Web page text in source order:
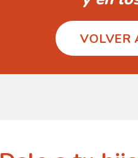
VOLVER